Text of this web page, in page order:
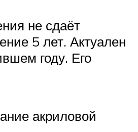
не сдаёт
5 лет. Актуален
году. Его
акриловой